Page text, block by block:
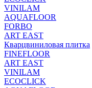
VINILAM
AQUAFLOOR
FORBO
ART EAST
Кварцвиниловая плитка
FINEFLOOR
ART EAST
VINILAM
ECOCLICK